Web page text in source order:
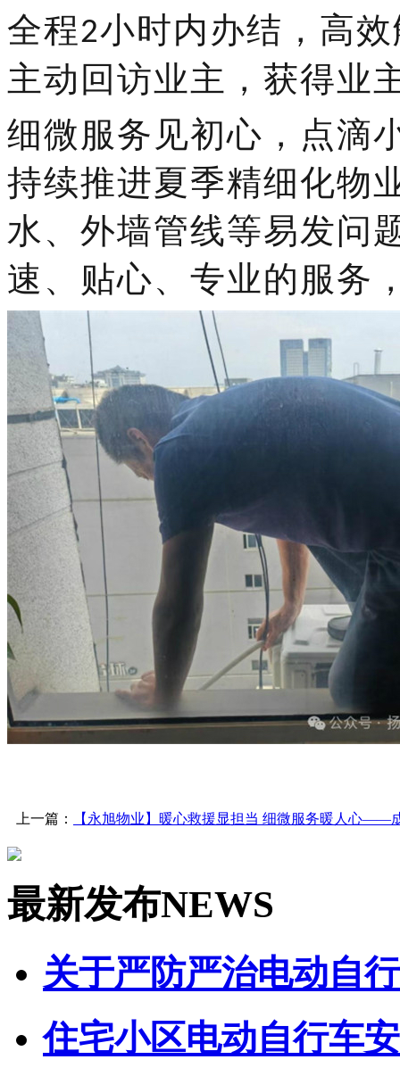
全程2小时内办结，高
主动回访业主，获得业
细微服务见初心，点滴
持续推进夏季精细化物
水、外墙管线等易发问
速、贴心、专业的服务
上一篇： 【永旭物业】暖心救援显担当 细微服务暖人心——
最新发布NEWS
关于严防严治电动自
住宅小区电动自行车